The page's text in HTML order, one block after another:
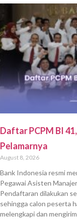
Daftar PCPM BI
Pelamarnya
August 8, 2026
Bank Indonesia resmi
Pegawai Asisten
Pendaftaran dilakukan
sehingga calon peserta
melengkapi dan